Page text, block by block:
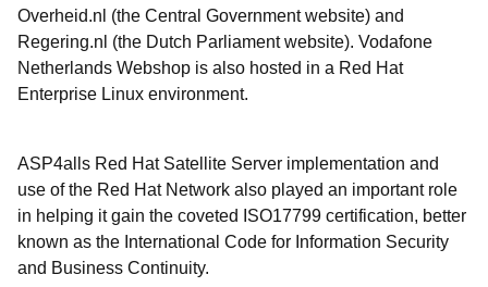
Overheid.nl (the Central Government website) and
Regering.nl (the Dutch Parliament website). Vodafone
Netherlands Webshop is also hosted in a Red Hat
Enterprise Linux environment.
ASP4alls Red Hat Satellite Server implementation and
use of the Red Hat Network also played an important role
in helping it gain the coveted ISO17799 certification, better
known as the International Code for Information Security
and Business Continuity.